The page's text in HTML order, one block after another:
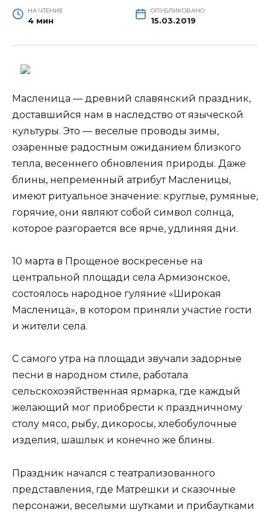
НА ЧТЕНИЕ
4 мин
ОПУБЛИКОВАНО
15.03.2019
Масленица — древний славянский праздник,
доставшийся нам в наследство от языческой
культуры. Это — веселые проводы зимы,
озаренные радостным ожиданием близкого
тепла, весеннего обновления природы. Даже
блины, непременный атрибут Масленицы,
имеют ритуальное значение: круглые, румяные,
горячие, они являют собой символ солнца,
которое разгорается все ярче, удлиняя дни.
10 марта в Прощеное воскресенье на
центральной площади села Армизонское,
состоялось народное гуляние «Широкая
Масленица», в котором приняли участие гости
и жители села.
С самого утра на площади звучали задорные
песни в народном стиле, работала
сельскохозяйственная ярмарка, где каждый
желающий мог приобрести к праздничному
столу мясо, рыбу, дикоросы, хлебобулочные
изделия, шашлык и конечно же блины.
Праздник начался с театрализованного
представления, где Матрешки и сказочные
персонажи, веселыми шутками и прибаутками